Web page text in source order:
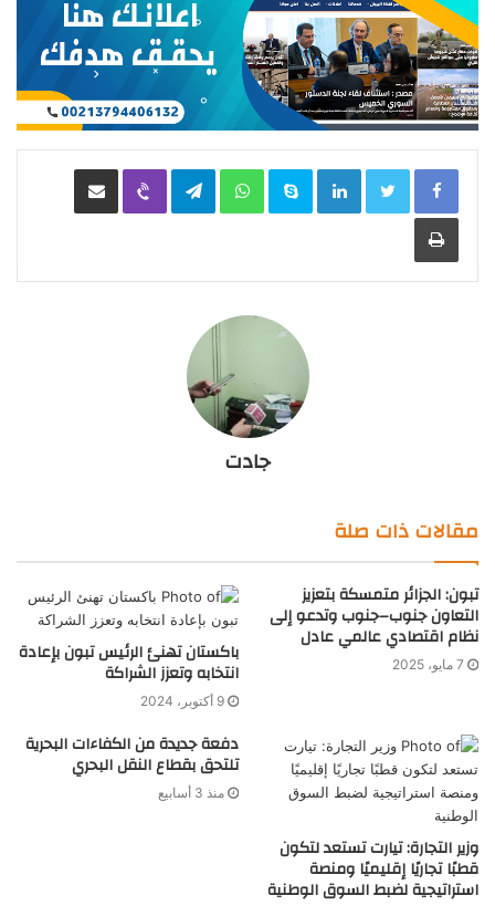
LinkedIn
Skype
WhatsApp
Telegram
Viber مشاركة عبر البريد
طباعة
جادت
مقالات ذات صلة
تبون: الجزائر متمسكة بتعزيز
التعاون جنوب–جنوب وتدعو إلى
نظام اقتصادي عالمي عادل
7 مايو، 2025 باكستان تهنئ الرئيس تبون بإعادة
انتخابه وتعزز الشراكة
9 أكتوبر، 2024
وزير التجارة: تيارت تستعد لتكون
قطبًا تجاريًا إقليميًا ومنصة
استراتيجية لضبط السوق الوطنية
دفعة جديدة من الكفاءات البحرية
تلتحق بقطاع النقل البحري
منذ 3 أسابيع